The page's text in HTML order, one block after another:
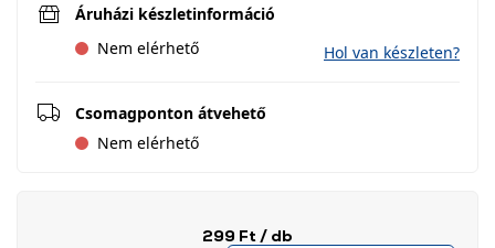
Áruházi készletinformáció
Nem elérhető
Hol van készleten?
Csomagponton átvehető
Nem elérhető
299 Ft / db